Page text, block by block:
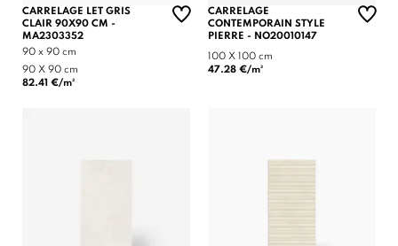
CARRELAGE LET GRIS
CLAIR 90X90 CM -
MA2303352
90 x 90 cm
90 X 90 cm
82.41 €/m²
CARRELAGE
CONTEMPORAIN STYLE
PIERRE - NO20010147
100 X 100 cm
47.28 €/m²